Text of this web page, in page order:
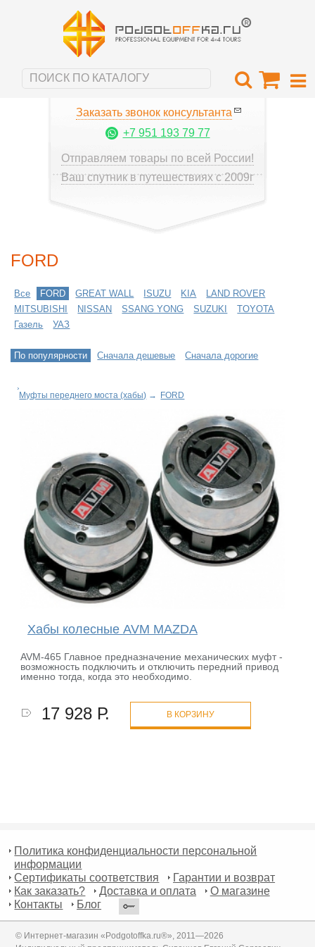
Заказать звонок консультанта
+7 951 193 79 77
Отправляем товары по всей России!
Ваш спутник в путешествиях с 2009г
FORD
Все FORD GREAT WALL ISUZU KIA
LAND ROVER
MITSUBISHI
NISSAN SSANG YONG SUZUKI
TOYOTA
Газель
УАЗ
По популярности Сначала дешевые Сначала дорогие
Муфты переднего моста (хабы) → FORD
Хабы колесные AVM MAZDA
AVM-465 Главное предназначение механических муфт -
возможность подключить и отключить передний привод
именно тогда, когда это необходимо.
17 928 Р. В КОРЗИНУ
Политика конфиденциальности персональной
информации
Сертификаты соответствия
Гарантии и возврат
Как заказать?
Доставка и оплата
О магазине
Контакты
Блог
© Интернет-магазин «Podgotoffka.ru®», 2011—2026